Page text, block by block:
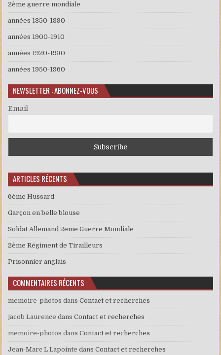
2ème guerre mondiale
années 1850-1890
années 1900-1910
années 1920-1930
années 1950-1960
NEWSLETTER : ABONNEZ-VOUS
Email
ARTICLES RÉCENTS
6ème Hussard
Garçon en belle blouse
Soldat Allemand 2eme Guerre Mondiale
2ème Régiment de Tirailleurs
Prisonnier anglais
COMMENTAIRES RÉCENTS
memoire-photos dansContact et recherches
jacob Laurence dansContact et recherches
memoire-photos dansContact et recherches
Jean-Marc L Lapointe dansContact et recherches